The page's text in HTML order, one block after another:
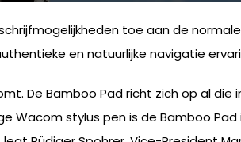
toe aan de
en natuurlijke navigatie
De Bamboo Pad richt zich op al die
Wacom stylus pen is de Bamboo